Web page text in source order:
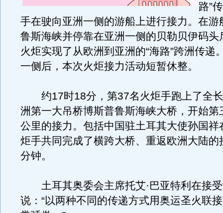
路”
手在驶向亚洲一侧的游船上进行接力。在游
鲁斯海峡并停靠在亚洲一侧的贝勒贝伊码头
火炬实现了从欧洲到亚洲的“海路”跨洲传递
一侧后，本次火炬接力活动短暂休整。
约17时18分，第37名火炬手跑上了全
洲第一大吊桥博斯普鲁斯海峡大桥，开始第
公里的接力。包括中国驻土耳其大使孙国祥
炬手共同完成了横跨大桥、重返欧洲大陆的
分钟。
土耳其奥委会主席托艾·巴亚特利在接受
说：“以两种不同的传递方式用奥运圣火联